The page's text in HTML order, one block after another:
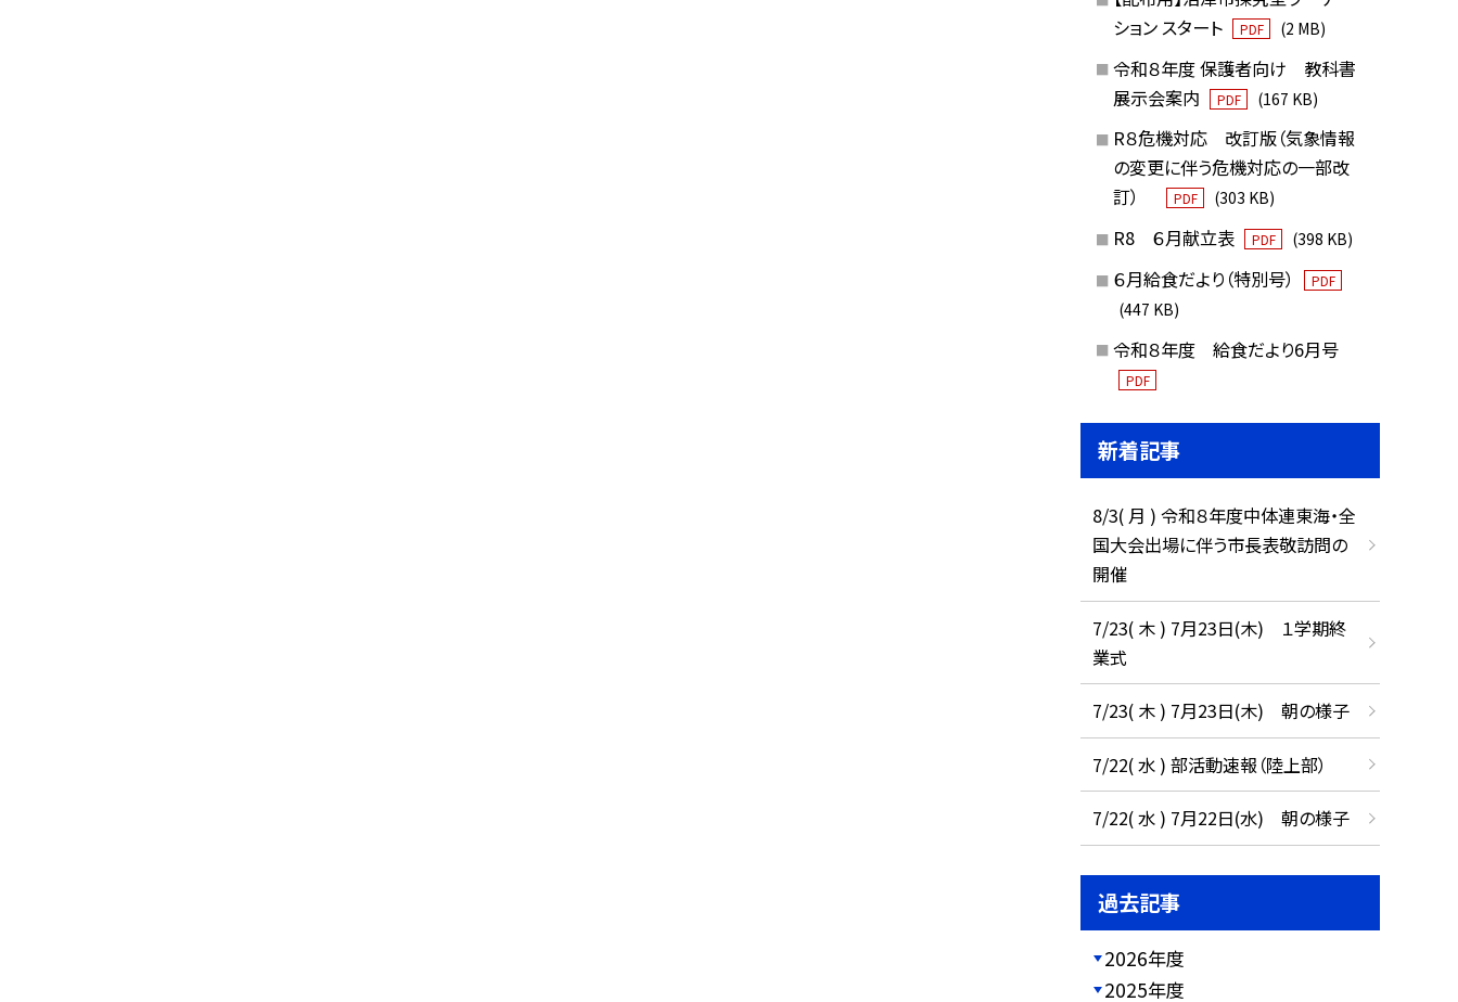
ション スタート
PDF (2 MB)
令和８年度 保護者向け 教科書
展示会案内
PDF (167 KB)
R８危機対応 改訂版（気象情報
の変更に伴う危機対応の一部改
訂）
PDF (303 KB)
R8 ６月献立表 PDF (398 KB)
６月給食だより（特別号） PDF
(447 KB)
令和８年度 給食だより6月号
PDF
新着記事
8/3( 月 ) 令和８年度中体連東海・全
国大会出場に伴う市長表敬訪問の
開催
7/23( 木 ) 7月23日(木) １学期終
業式
7/23( 木 ) 7月23日(木) 朝の様子
7/22( 水 ) 部活動速報（陸上部）
7/22( 水 ) 7月22日(水) 朝の様子
過去記事
2026年度
2025年度